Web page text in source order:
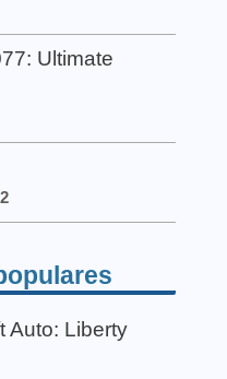
Ultimate
Auto: Liberty